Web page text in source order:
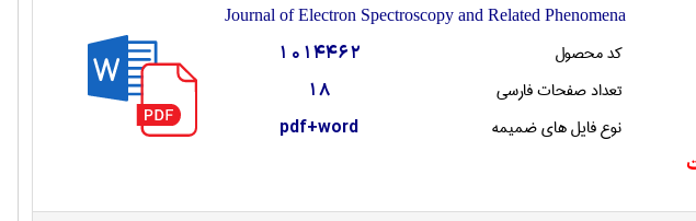
Journal of Electron Spectroscopy and Related Phenomena
کد محصول 1014462
تعداد صفحات فارسی 18
نوع فایل های ضمیمه pdf+word